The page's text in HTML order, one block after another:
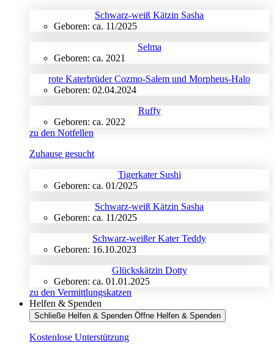
Schwarz-weiß Kätzin Sasha
Geboren: ca. 11/2025
Selma
Geboren: ca. 2021
rote Katerbrüder Cozmo-Salem und Morpheus-Halo
Geboren: 02.04.2024
Ruffy
Geboren: ca. 2022
zu den Notfellen
Zuhause gesucht
Tigerkater Sushi
Geboren: ca. 01/2025
Schwarz-weiß Kätzin Sasha
Geboren: ca. 11/2025
Schwarz-weißer Kater Teddy
Geboren: 16.10.2023
Glückskätzin Dotty
Geboren: ca. 01.01.2025
zu den Vermittlungskatzen
Helfen & Spenden
Schließe Helfen & Spenden Öffne Helfen & Spenden
Kostenlose Unterstützung